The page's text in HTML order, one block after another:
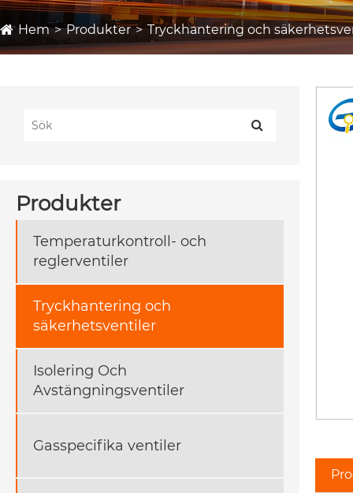
Hem Produkter Tryckhantering och
Produkter
Temperaturkontroll- och
reglerventiler
Tryckhantering och
säkerhetsventiler
Isolering Och
Avstängningsventiler
Gasspecifika ventiler